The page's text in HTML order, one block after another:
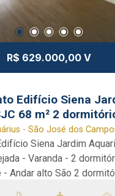
R$ 629.000,00 V
Edifício Siena
68 m² 2
- São José dos
Siena Jardim
- Varanda - 2
São 2 dormitórios